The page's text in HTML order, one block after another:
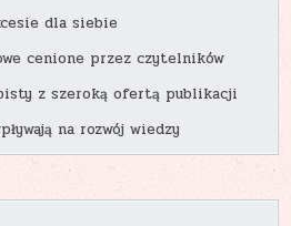
dla siebie
cenione przez czytelników
z szeroką ofertą publikacji
na rozwój wiedzy